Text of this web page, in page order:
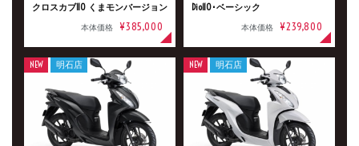
クロスカブ110 くまモンバージョン
本体価格 ¥385,000
Dio110･ベーシック
本体価格 ¥239,800
NEW 明石店 NEW 明石店